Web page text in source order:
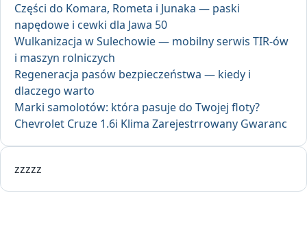
Części do Komara, Rometa i Junaka — paski
napędowe i cewki dla Jawa 50
Wulkanizacja w Sulechowie — mobilny serwis TIR-ów
i maszyn rolniczych
Regeneracja pasów bezpieczeństwa — kiedy i
dlaczego warto
Marki samolotów: która pasuje do Twojej floty?
Chevrolet Cruze 1.6i Klima Zarejestrrowany Gwaranc
zzzzz